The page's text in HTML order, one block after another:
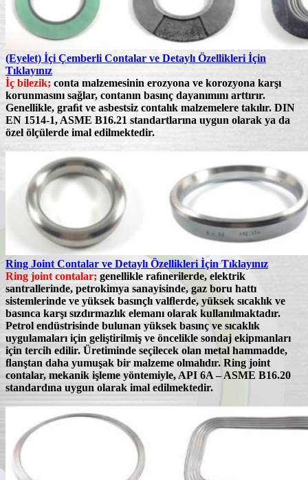
(Eyelet) İçi Çemberli Contalar ve Detaylı Özellikleri İçin
Tıklayınız
İç bilezik; conta malzemesinin erozyona ve korozyona karşı
korunmasını sağlar, contanın basınç dayanımını arttırır.
Genellikle, graﬁt ve asbestsiz contalık malzemelere takılır. DIN
EN 1514-1, ASME B16.21 standartlarına uygun olarak ya da
özel ölçülerde imal edilmektedir.
Ring Joint Contalar ve Detaylı Özellikleri İçin Tıklayınız
Ring joint contalar; genellikle raﬁnerilerde, elektrik
santrallerinde, petrokimya sanayisinde, gaz boru hattı
sistemlerinde ve yüksek basınçlı valﬂerde, yüksek sıcaklık ve
basınca karşı sızdırmazlık elemanı olarak kullanılmaktadır.
Petrol endüstrisinde bulunan yüksek basınç ve sıcaklık
uygulamaları için geliştirilmiş ve öncelikle sondaj ekipmanları
için tercih edilir. Üretiminde seçilecek olan metal hammadde,
ﬂanştan daha yumuşak bir malzeme olmalıdır. Ring joint
contalar, mekanik işleme yöntemiyle, API 6A – ASME B16.20
standardına uygun olarak imal edilmektedir.